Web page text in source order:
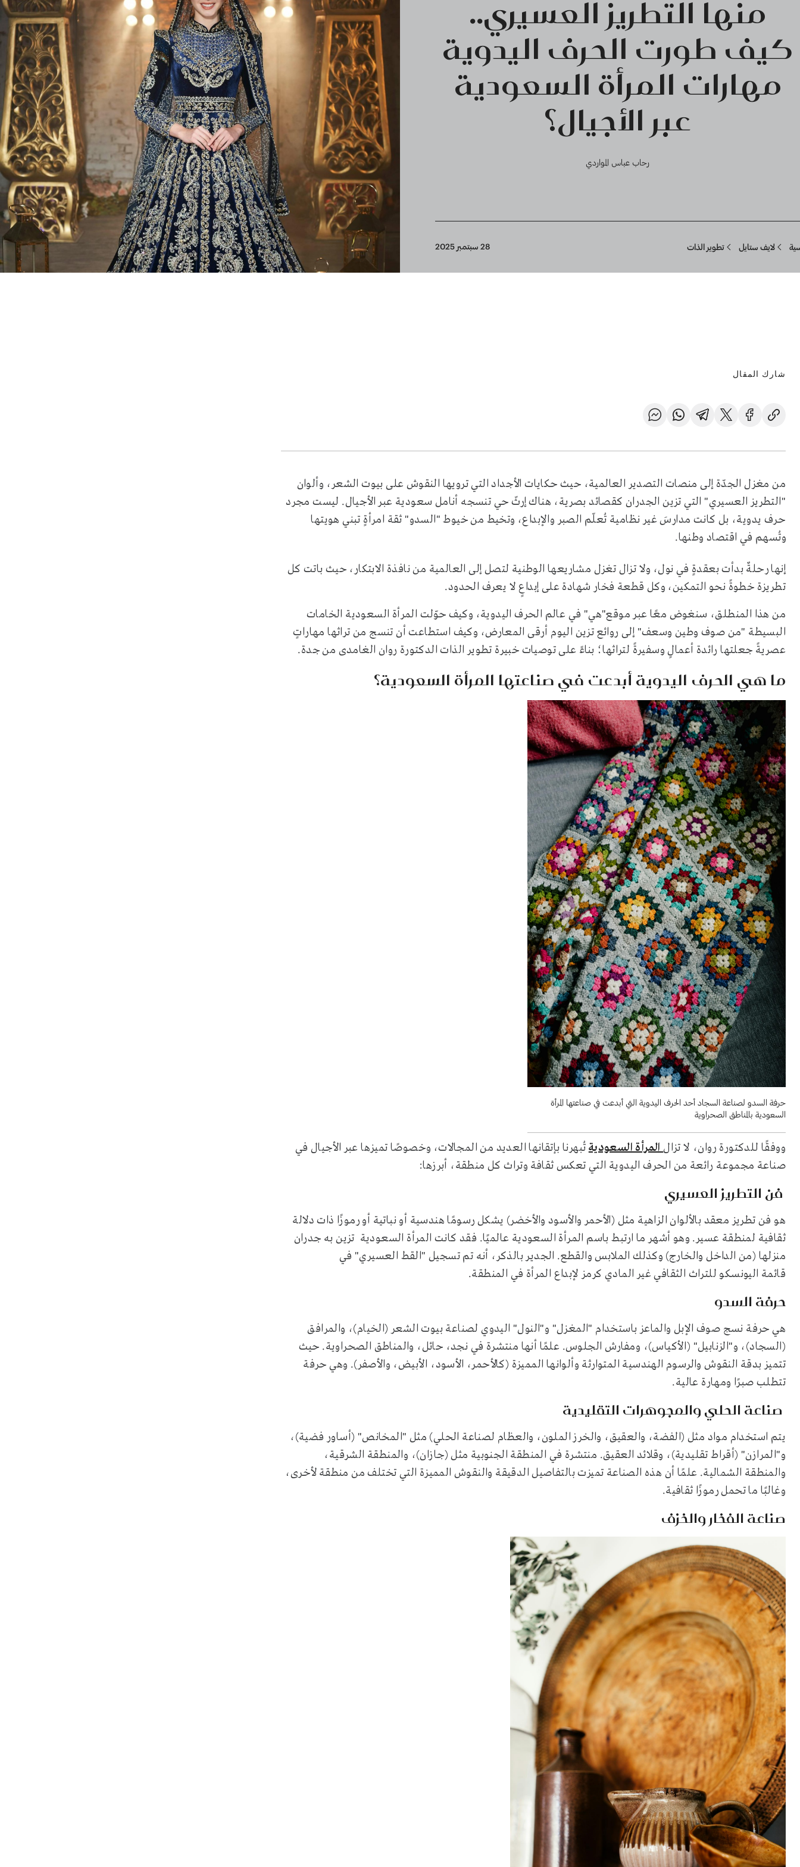
منها التطريز العسيري..
كيف طورت الحرف اليدوية
مهارات المرأة السعودية
عبر الأجيال؟
رحاب عباس المواردي
لايف ستايل تطوير الذات 28 سبتمبر 2025
شارك المقال
من مغزل الجدّة إلى منصات التصدير العالمية، حيث حكايات الأجداد التي ترويها النقوش على بيوت الشعر، وألوان
"التطريز العسيري" التي تزين الجدران كقصائد بصرية، هناك إرثّ حي تنسجه أنامل سعودية عبر الأجيال. ليست مجرد
حرف يدوية، بل كانت مدارسَ غير نظامية تُعلّم الصبر والإبداع، وتخيط من خيوط "السدو" ثقة امرأةٍ تبني هويتها
وتُسهم في اقتصاد وطنها.
إنها رحلةٌ بدأت بعقدةٍ في نول، ولا تزال تغزل مشاريعها الوطنية لتصل إلى العالمية من نافذة الابتكار، حيث باتت كل
تطريزة خطوةً نحو التمكين، وكل قطعة فخار شهادة على إبداعٍ لا يعرف الحدود.
من هذا المنطلق، سنغوض معًا عبر موقع"هي" في عالم الحرف اليدوية، وكيف حوّلت المرأة السعودية الخامات
البسيطة "من صوف وطين وسعف" إلى روائع تزين اليوم أرقى المعارض، وكيف استطاعت أن تنسج من تراثها مهاراتٍ
عصريةً جعلتها رائدة أعمالٍ وسفيرةً لتراثها؛ بناءً على توصيات خبيرة تطوير الذات الدكتورة روان الغامدى من جدة.
ما هي الحرف اليدوية أبدعت في صناعتها المرأة السعودية؟
حرفة السدو لصناعة السجاد أحد الحرف اليدوية التي أبدعت في صناعتها المرأة
السعودية بالمناطق الصحراوية
ووفقًا للدكتورة روان، لا تزالالمرأة السعوديةتُبهرنا بإتقانها العديد من المجالات، وخصوصًا تميزها عبر الأجيال في
صناعة مجموعة رائعة من الحرف اليدوية التي تعكس ثقافة وتراث كل منطقة، أبرزها:
فن التطريز العسيري
هو فن تطريز معقد بالألوان الزاهية مثل (الأحمر والأسود والأخضر) يشكل رسومًا هندسية أو نباتية أو رموزًا ذات دلالة
ثقافية لمنطقة عسير. وهو أشهر ما ارتبط باسم المرأة السعودية عالميًا. فقد كانت المرأة السعودية تزين به جدران
منزلها (من الداخل والخارج) وكذلك الملابس والقطع. الجدير بالذكر، أنه تم تسجيل "القط العسيري" في
قائمة اليونسكو للتراث الثقافي غير المادي كرمز لإبداع المرأة في المنطقة.
حرفة السدو
هي حرفة نسج صوف الإبل والماعز باستخدام "المغزل" و"النول" اليدوي لصناعة بيوت الشعر (الخيام)، والمرافق
(السجاد)، و"الزنابيل" (الأكياس)، ومفارش الجلوس. علمًا أنها منتشرة في نجد، حائل، والمناطق الصحراوية. حيث
تتميز بدقة النقوش والرسوم الهندسية المتوارثة وألوانها المميزة (كالأحمر، الأسود، الأبيض، والأصفر). وهي حرفة
تتطلب صبرًا ومهارة عالية.
صناعة الحلي والمجوهرات التقليدية
يتم استخدام مواد مثل (الفضة، والعقيق، والخرز الملون، والعظام لصناعة الحلي) مثل "المخانص" (أساور فضية)،
و"المرازن" (أقراط تقليدية)، وقلائد العقيق. منتشرة في المنطقة الجنوبية مثل (جازان)، والمنطقة الشرقية،
والمنطقة الشمالية. علمًا أن هذه الصناعة تميزت بالتفاصيل الدقيقة والنقوش المميزة التي تختلف من منطقة لأخرى،
وغالبًا ما تحمل رموزًا ثقافية.
صناعة الفخار والخزف